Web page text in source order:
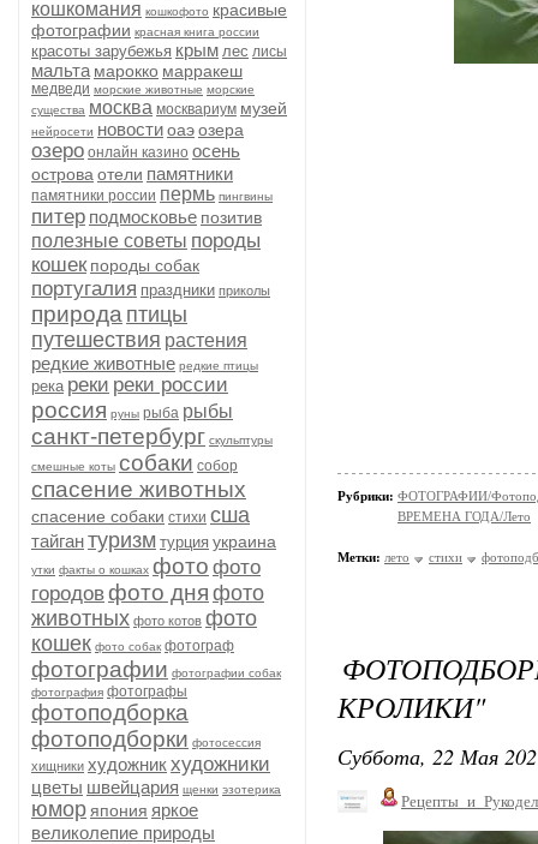
кошкомания кошкофото красивые
фотографии красная книга россии
красоты зарубежья крым лес лисы
мальта марокко марракеш
медведи морские животные морские
существа москва москвариум музей
нейросети новостиоаэозера
озеро онлайн казино осень
острова отели памятники
памятники россии пермь пингвины
питер подмосковье позитив
полезные советы породы
кошек породы собак
португалия праздники приколы
природа птицы
путешествия растения
редкие животные редкие птицы
река реки реки россии
россия руны рыба рыбы
санкт-петербург скульптуры
смешные коты собаки собор
спасение животных
спасение собаки стихи сша
тайгантуризм турция украина
утки факты о кошках фото фото
городовфото дня фото
животных фото котов фото
кошек фото собак фотограф
фотографии фотографии собак
фотография фотографы
фотоподборка
фотоподборки фотосессия
хищники художникхудожники
цветы швейцария щенки эзотерика
юмор япония яркое
великолепие природы
Рубрики: ФОТОГРАФИИ/
ВРЕМЕНА ГОДА/Лето
Метки: лето стихи
КРОЛИКИ"
Суббота, 22 Мая